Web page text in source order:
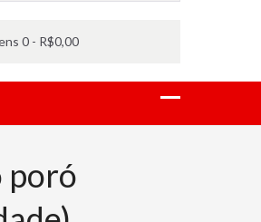
0 - R$0,00
poró